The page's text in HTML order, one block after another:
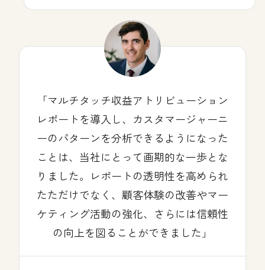
マルチタッチ収益アトリビューション
レポートを導入し、カスタマージャーニ
ーのパターンを分析できるようになった
ことは、当社にとって画期的な一歩とな
りました。レポートの透明性を高められ
たただけでなく、顧客体験の改善やマー
ケティング活動の強化、さらには信頼性
の向上を図ることができました